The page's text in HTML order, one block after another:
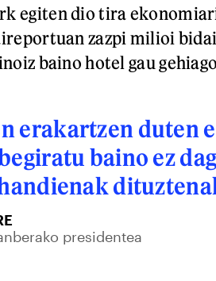
egiten dio tira
zazpi milioi
baino hotel gau
erakartzen duten
baino ez
presidentea